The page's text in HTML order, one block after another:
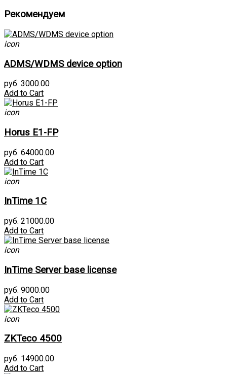
Рекомендуем
icon
ADMS/WDMS device option
руб. 3000.00
Add to Cart
icon
Horus E1-FP
руб. 64000.00
Add to Cart
icon
InTime 1С
руб. 21000.00
Add to Cart
icon
InTime Server base license
руб. 9000.00
Add to Cart
icon
ZKTeco 4500
руб. 14900.00
Add to Cart